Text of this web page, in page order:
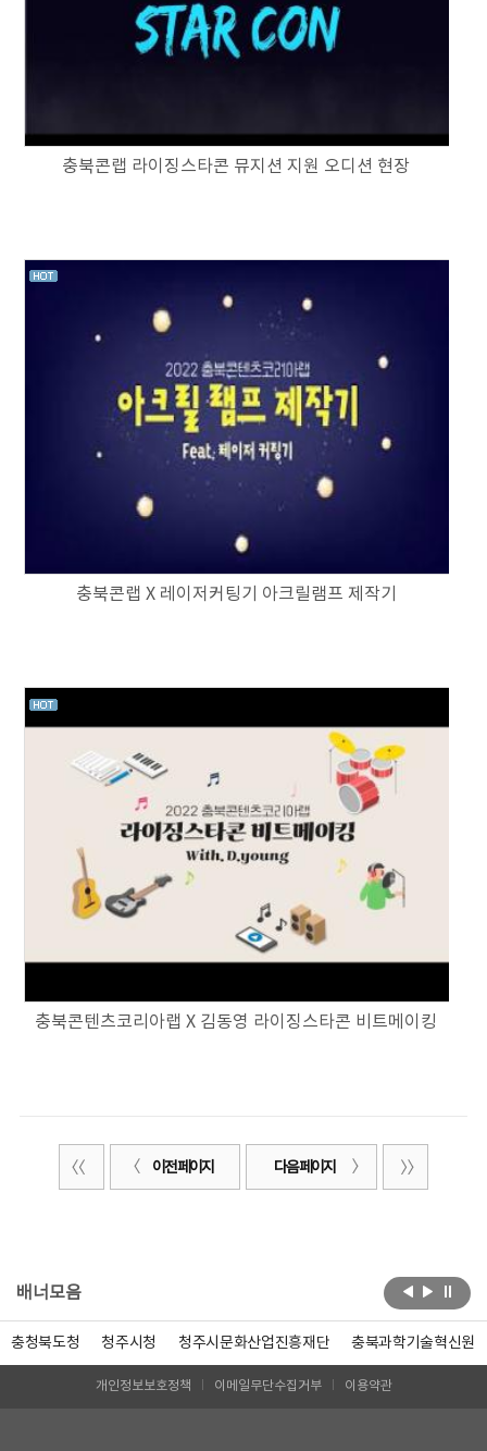
충북콘랩 라이징스타콘 뮤지션 지원 오디션 현장
충북콘랩 X 레이저커팅기 아크릴램프 제작기
충북콘텐츠코리아랩 X 김동영 라이징스타콘 비트메이킹
이전 페이지 다음 페이지
배너모음
충청북도청 청주시청 청주시문화산업진흥재단 충북과학기술혁신원
개인정보보호정책 이메일무단수집거부 이용약관